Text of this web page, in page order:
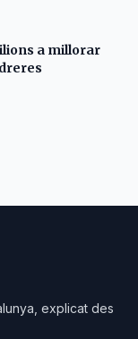
a millorar
explicat des